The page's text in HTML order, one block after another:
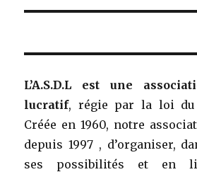
L’A.S.D.L est une
lucratif, régie par la loi du
Créée en 1960, notre
depuis 1997 , d’organiser,
ses possibilités et en